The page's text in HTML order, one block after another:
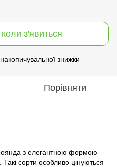
з'явиться
знижки
Порівняти
з елегантною формою
сорти особливо цінуються